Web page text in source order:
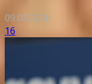
09.08.2026
16